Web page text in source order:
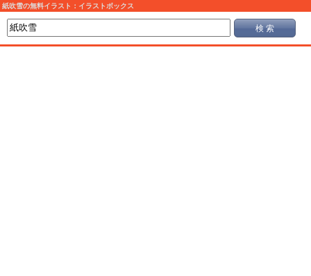
紙吹雪の無料イラスト：イラストボックス
検 索